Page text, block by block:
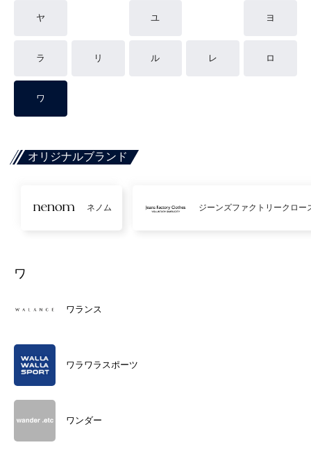
ヤ ユ ヨ
ラ リ ル レ ロ
ワ
オリジナルブランド
ネノム ジーンズファクトリークロー
ワ
ワランス
ワラワラスポーツ
ワンダー